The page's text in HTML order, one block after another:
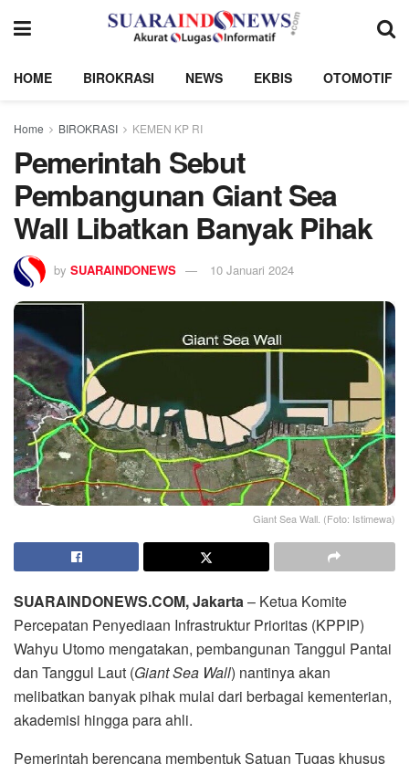
HOME BIROKRASI NEWS EKBIS OTOMOTIF
Home BIROKRASI KEMEN KP RI
Pemerintah Sebut
Pembangunan Giant Sea
Wall Libatkan Banyak Pihak
by SUARAINDONEWS 10 Januari 2024
Giant Sea Wall. (Foto: Istimewa)
SUARAINDONEWS.COM, Jakarta– Ketua Komite
Percepatan Penyediaan Infrastruktur Prioritas (KPPIP)
Wahyu Utomo mengatakan, pembangunan Tanggul Pantai
dan Tanggul Laut (Giant Sea Wall) nantinya akan
melibatkan banyak pihak mulai dari berbagai kementerian,
akademisi hingga para ahli.
Pemerintah berencana membentuk Satuan Tugas khusus